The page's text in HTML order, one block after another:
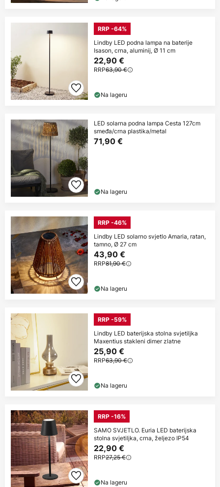
RRP -64%
Lindby LED podna lampa na baterije
Isason, crna, aluminij, Ø 11 cm
22,90 €
RRP63,90 €
Na lageru
LED solarna podna lampa Cesta 127cm
smeđa/crna plastika/metal
71,90 €
Na lageru
RRP -46%
Lindby LED solarno svjetlo Amaria, ratan,
tamno, Ø 27 cm
43,90 €
RRP81,90 €
Na lageru
RRP -59%
Lindby LED baterijska stolna svjetiljka
Maxentius stakleni dimer zlatne
25,90 €
RRP63,90 €
Na lageru
RRP -16%
SAMO SVJETLO. Euria LED baterijska
stolna svjetiljka, crna, željezo IP54
22,90 €
RRP27,25 €
Na lageru